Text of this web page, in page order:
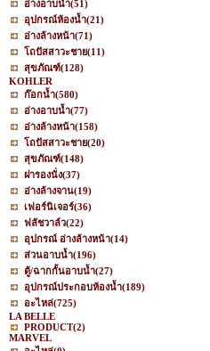
อ่างอาบน้ำ(51)
อุปกรณ์ห้องน้ำ(21)
อ่างล้างหน้า(71)
โถปัสสาวะชาย(11)
สุขภัณฑ์(128)
KOHLER
ก๊อกน้ำ(580)
อ่างอาบน้ำ(77)
อ่างล้างหน้า(158)
โถปัสสาวะชาย(20)
สุขภัณฑ์(148)
ฝารองนั่ง(37)
อ่างล้างจาน(19)
เฟอร์นิเจอร์(36)
ฟลัชวาล์ว(22)
อุปกรณ์ อ่างล้างหน้า(14)
ส่วนอาบน้ำ(196)
ตู้/ฉากกั้นอาบน้ำ(27)
อุปกรณ์ประกอบห้องน้ำ(189)
อะไหล่(725)
LA BELLE
PRODUCT(2)
MARVEL